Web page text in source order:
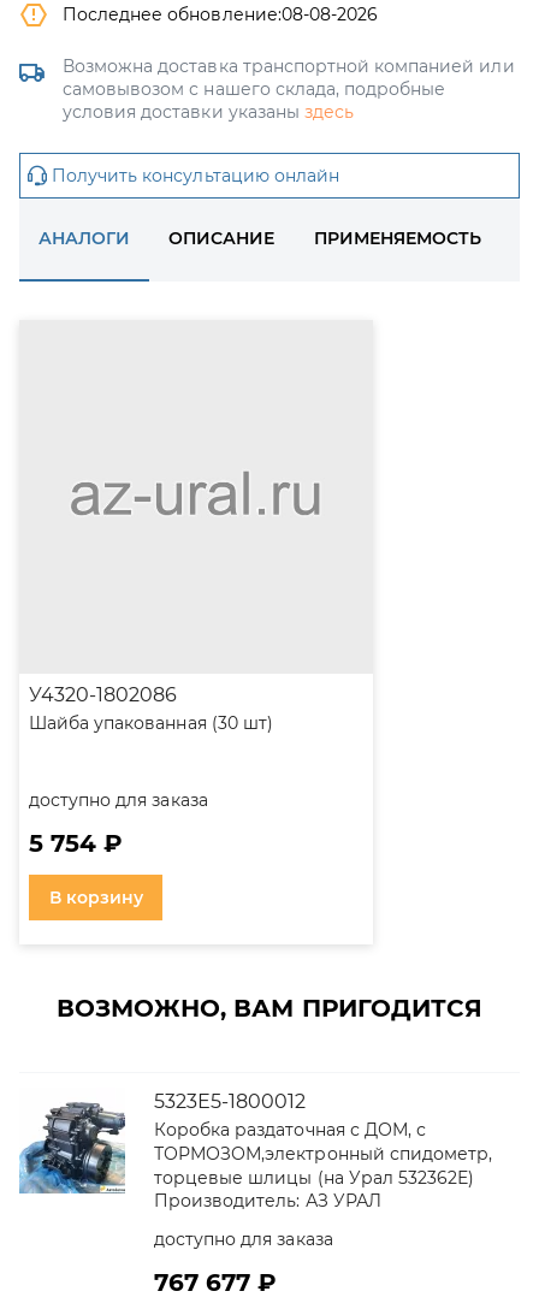
Последнее обновление:08-08-2026
Возможна доставка транспортной компанией или
самовывозом с нашего склада, подробные
условия доставки указаны здесь
Получить консультацию онлайн
АНАЛОГИ ОПИСАНИЕ ПРИМЕНЯЕМОСТЬ
У4320-1802086
Шайба упакованная (30 шт)
доступно для заказа
5 754 ₽
В корзину
ВОЗМОЖНО, ВАМ ПРИГОДИТСЯ
5323Е5-1800012
Коробка раздаточная с ДОМ, с
ТОРМОЗОМ,электронный спидометр,
торцевые шлицы (на Урал 532362Е)
Производитель: АЗ УРАЛ
доступно для заказа
767 677 ₽